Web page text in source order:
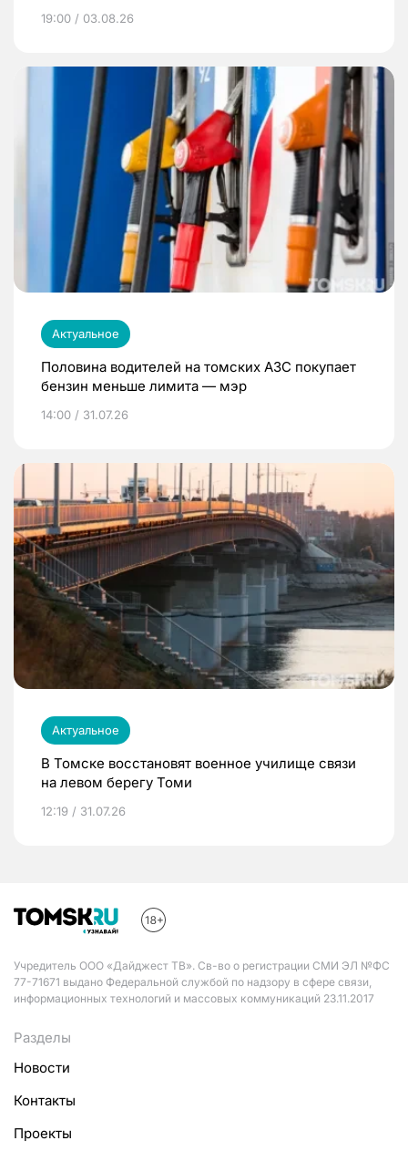
19:00 / 03.08.26
Актуальное
Половина водителей на томских АЗС покупает
бензин меньше лимита — мэр
14:00 / 31.07.26
Актуальное
В Томске восстановят военное училище связи
на левом берегу Томи
12:19 / 31.07.26
Учредитель ООО «Дайджест ТВ». Св-во о регистрации СМИ ЭЛ №ФС
77-71671 выдано Федеральной службой по надзору в сфере связи,
информационных технологий и массовых коммуникаций 23.11.2017
Разделы
Новости
Контакты
Проекты